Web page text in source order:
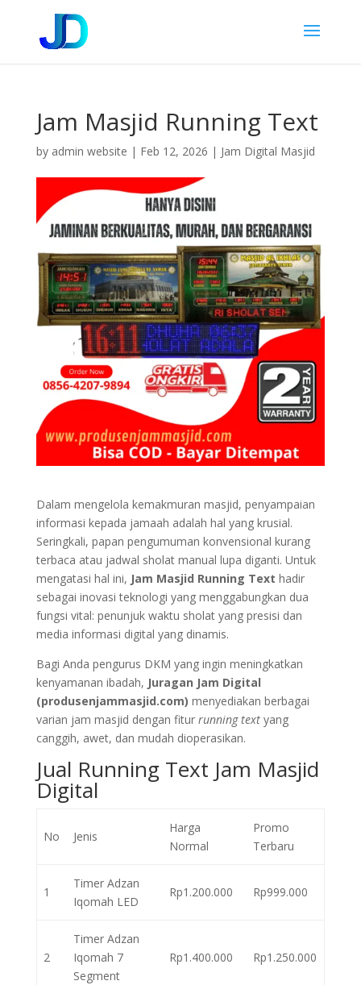
Jam Masjid Running Text
by admin website | Feb 12, 2026 | Jam Digital Masjid
Dalam mengelola kemakmuran masjid, penyampaian
informasi kepada jamaah adalah hal yang krusial.
Seringkali, papan pengumuman konvensional kurang
terbaca atau jadwal sholat manual lupa diganti. Untuk
mengatasi hal ini, Jam Masjid Running Text hadir
sebagai inovasi teknologi yang menggabungkan dua
fungsi vital: penunjuk waktu sholat yang presisi dan
media informasi digital yang dinamis.
Bagi Anda pengurus DKM yang ingin meningkatkan
kenyamanan ibadah, Juragan Jam Digital
(produsenjammasjid.com) menyediakan berbagai
varian jam masjid dengan fitur running textyang
canggih, awet, dan mudah dioperasikan.
Jual Running Text Jam Masjid
Digital
No Jenis
Harga
Normal
Promo
Terbaru
1
Timer Adzan
Iqomah LED
Rp1.200.000 Rp999.000
2
Timer Adzan
Iqomah 7
Segment
Rp1.400.000 Rp1.250.000